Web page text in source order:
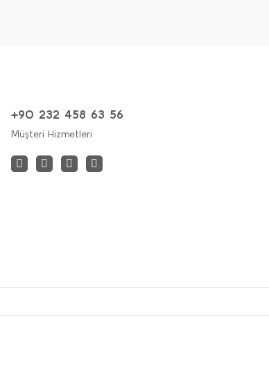
+90 232 458 63 56
Müşteri Hizmetleri